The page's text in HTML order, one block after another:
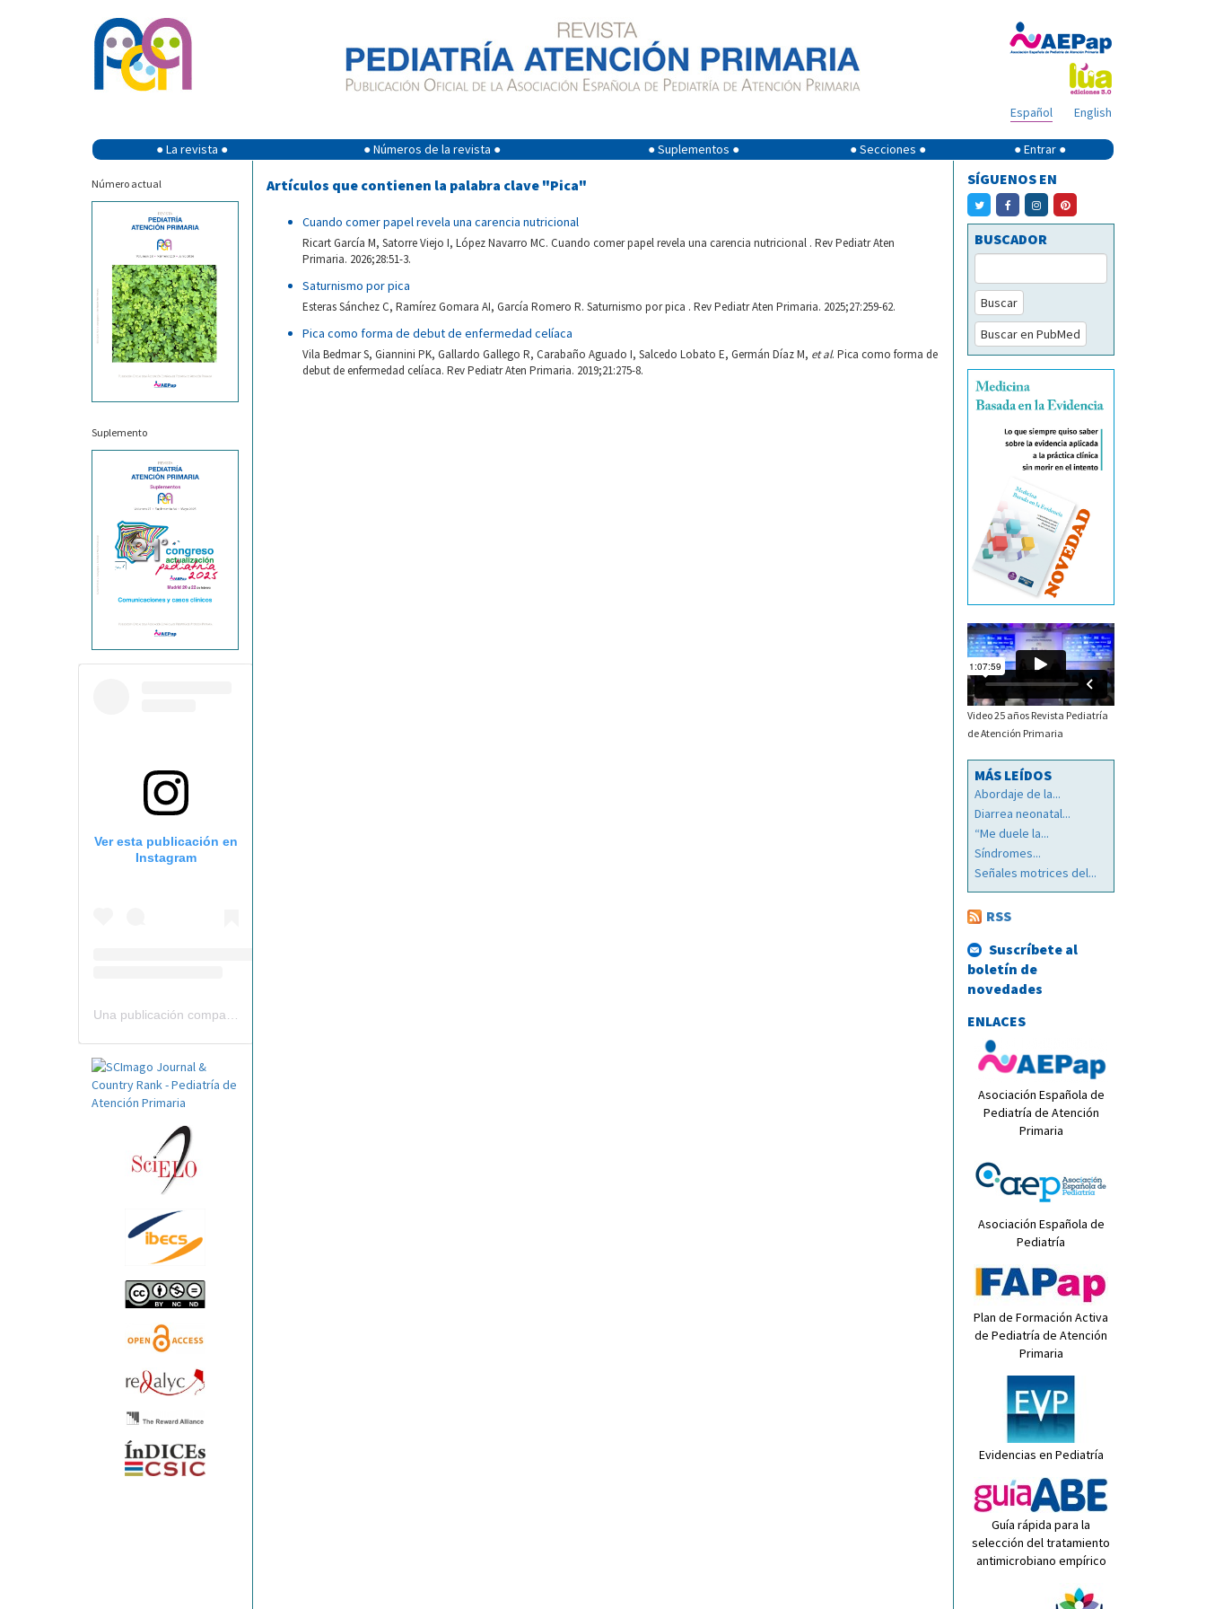
English
Español
● La revista ● ● Números de la revista ● ● Suplementos ● ● Secciones ● ● Entrar ●
Número actual
Suplemento
Ver esta publicación en
Instagram
Artículos que contienen la palabra clave "Pica"
Cuando comer papel revela una carencia nutricional
Ricart García M, Satorre Viejo I, López Navarro MC. Cuando comer papel revela una carencia nutricional . Rev Pediatr Aten
Primaria. 2026;28:51-3.
Saturnismo por pica
Esteras Sánchez C, Ramírez Gomara AI, García Romero R. Saturnismo por pica . Rev Pediatr Aten Primaria. 2025;27:259-62.
Pica como forma de debut de enfermedad celíaca
Vila Bedmar S, Giannini PK, Gallardo Gallego R, Carabaño Aguado I, Salcedo Lobato E, Germán Díaz M, et al. Pica como forma de
debut de enfermedad celíaca. Rev Pediatr Aten Primaria. 2019;21:275-8.
SÍGUENOS EN
BUSCADOR
Buscar
Buscar en PubMed
Video 25 años Revista Pediatría
de Atención Primaria
MÁS LEÍDOS
Abordaje de la...
Diarrea neonatal...
“Me duele la...
Síndromes...
Señales motrices del...
RSS
Suscríbete al
boletín de
novedades
ENLACES
Asociación Española de
Pediatría de Atención
Primaria
Asociación Española de
Pediatría
Plan de Formación Activa
de Pediatría de Atención
Primaria
Evidencias en Pediatría
Guía rápida para la
selección del tratamiento
antimicrobiano empírico